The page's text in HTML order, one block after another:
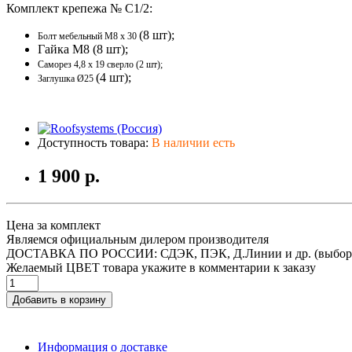
Комплект крепежа № С1/2:
Болт мебельный М8 х 30 (8 шт);
Гайка М8 (8 шт);
Саморез 4,8 х 19 сверло (2 шт);
Заглушка Ø25 (4 шт);
Доступность товара: В наличии есть
1 900 р.
Цена за комплект
Являемся официальным дилером производителя
ДОСТАВКА ПО РОССИИ: СДЭК, ПЭК, Д.Линии и др.
Желаемый ЦВЕТ товара укажите в комментарии к заказу
Добавить в корзину
Информация о доставке